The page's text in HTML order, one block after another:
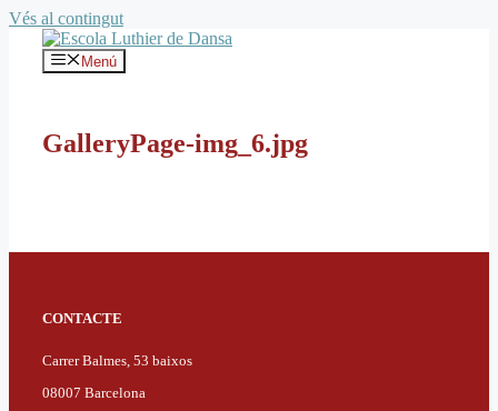
Vés al contingut
Menú
GalleryPage-img_6.jpg
CONTACTE
Carrer Balmes, 53 baixos
08007 Barcelona